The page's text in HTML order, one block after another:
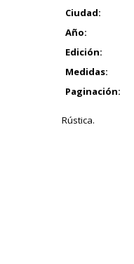
Ciudad:
Año:
Edición:
Medidas:
Paginación:
Rústica.